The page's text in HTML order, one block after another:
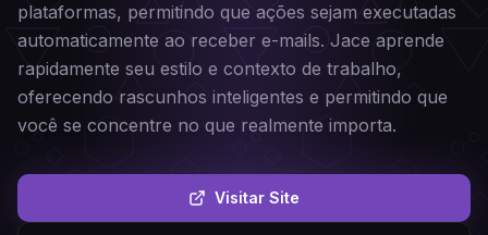
plataformas, permitindo que ações sejam executadas
automaticamente ao receber e-mails. Jace aprende
rapidamente seu estilo e contexto de trabalho,
oferecendo rascunhos inteligentes e permitindo que
você se concentre no que realmente importa.
Visitar Site